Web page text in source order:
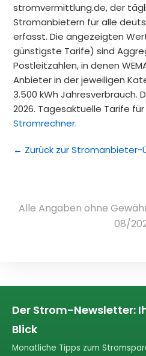
stromvermittlung.de, der
Stromanbietern für alle
erfasst. Die angezeigten
günstigste Tarife) sind
Postleitzahlen, in denen
Anbieter in der jeweiligen
3.500 kWh Jahresverbrauch.
2026. Tagesaktuelle Tarife
Stromrechner.
← Zurück zur Stromanbieter-
Alle Angaben ohne
08/
Der Strom-Newsletter:
Blick
Monatliche Tipps zum